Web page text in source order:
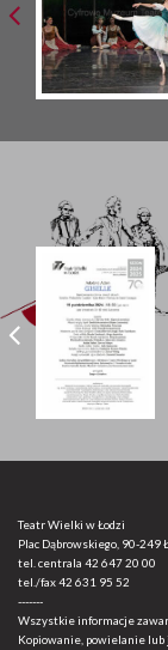
Teatr Wielki w Łodzi
Plac Dąbrowskiego, 90-249
tel. centrala 42 647 20 00
tel./fax42 631 95 52
-------
Wszystkie informacje
Kopiowanie, powielanie